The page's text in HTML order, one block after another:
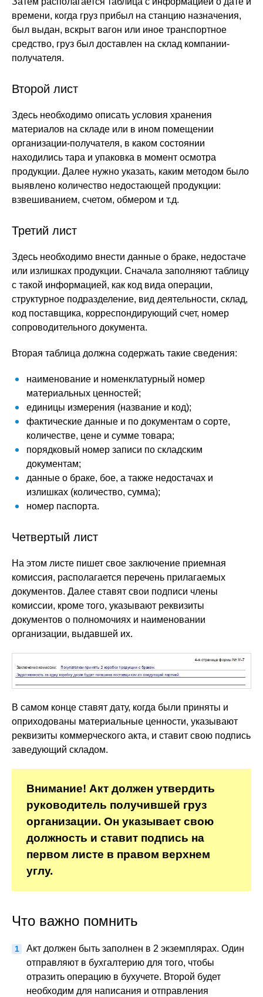
времени, когда груз прибыл на станцию назначения,
был выдан, вскрыт вагон или иное транспортное
средство, груз был доставлен на склад компании-
получателя.
Второй лист
Здесь необходимо описать условия хранения
материалов на складе или в ином помещении
организации-получателя, в каком состоянии
находились тара и упаковка в момент осмотра
продукции. Далее нужно указать, каким методом было
выявлено количество недостающей продукции:
взвешиванием, счетом, обмером и т.д.
Третий лист
Здесь необходимо внести данные о браке, недостаче
или излишках продукции. Сначала заполняют таблицу
с такой информацией, как код вида операции,
структурное подразделение, вид деятельности, склад,
код поставщика, корреспондирующий счет, номер
сопроводительного документа.
Вторая таблица должна содержать такие сведения:
наименование и номенклатурный номер
материальных ценностей;
единицы измерения (название и код);
фактические данные и по документам о сорте,
количестве, цене и сумме товара;
порядковый номер записи по складским
документам;
данные о браке, бое, а также недостачах и
излишках (количество, сумма);
номер паспорта.
Четвертый лист
На этом листе пишет свое заключение приемная
комиссия, располагается перечень прилагаемых
документов. Далее ставят свои подписи члены
комиссии, кроме того, указывают реквизиты
документов о полномочиях и наименовании
организации, выдавшей их.
В самом конце ставят дату, когда были приняты и
оприходованы материальные ценности, указывают
реквизиты коммерческого акта, и ставит свою подпись
заведующий складом.
Внимание! Акт должен утвердить
руководитель получившей груз
организации. Он указывает свою
должность и ставит подпись на
первом листе в правом верхнем
углу.
Что важно помнить
Акт должен быть заполнен в 2 экземплярах. Один
отправляют в бухгалтерию для того, чтобы
отразить операцию в бухучете. Второй будет
необходим для написания и отправления